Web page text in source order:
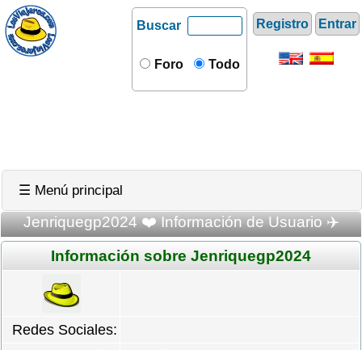
Registro Entrar
Buscar
Foro Todo
☰ Menú principal
Jenriquegp2024 ❤️ Información de Usuario ✈️
Información sobre Jenriquegp2024
Redes Sociales: